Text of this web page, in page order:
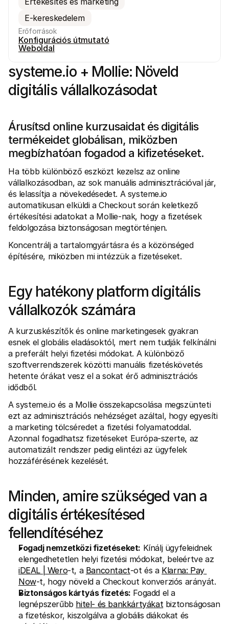
E-kereskedelem
Erőforrások
Konfigurációs útmutató
Weboldal
systeme.io + Mollie: Növeld
digitális vállalkozásodat
Árusítsd online kurzusaidat és digitális
termékeidet globálisan, miközben
megbízhatóan fogadod a kifizetéseket.
Ha több különböző eszközt kezelsz az online
vállalkozásodban, az sok manuális adminisztrációval jár,
és lelassítja a növekedésedet. A systeme.io
automatikusan elküldi a Checkout során keletkező
értékesítési adatokat a Mollie-nak, hogy a fizetések
feldolgozása biztonságosan megtörténjen.
Koncentrálj a tartalomgyártásra és a közönséged
építésére, miközben mi intézzük a fizetéseket.
Egy hatékony platform digitális
vállalkozók számára
A kurzuskészítők és online marketingesek gyakran
esnek el globális eladásoktól, mert nem tudják felkínálni
a preferált helyi fizetési módokat. A különböző
szoftverrendszerek közötti manuális fizetéskövetés
hetente órákat vesz el a sokat érő adminisztrációs
idődből.
A systeme.io és a Mollie összekapcsolása megszünteti
ezt az adminisztrációs nehézséget azáltal, hogy egyesíti
a marketing tölcséredet a fizetési folyamatoddal.
Azonnal fogadhatsz fizetéseket Európa-szerte, az
automatizált rendszer pedig elintézi az ügyfelek
hozzáférésének kezelését.
Minden, amire szükséged van a
digitális értékesítésed
fellendítéséhez
Fogadj nemzetközi fizetéseket: Kínálj ügyfeleidnek
iDEAL | Wero-t, a Bancontact-ot és a Klarna: Pay
Now-t, hogy növeld a Checkout konverziós arányát.
Biztonságos kártyás fizetés: Fogadd el a
legnépszerűbb hitel- és bankkártyákat biztonságosan
a fizetéskor, kiszolgálva a globális diákokat és
Technikai erőforrások
Fejlesztői portál
Fedezd fel a fejlesztői erőforrásokat és frissítéseket
Discord közösség
Csatlakozz a fejlesztői közösségünkhöz
A Mollie-ról
Árazás
Tekintsd meg a díjszabásunkat
Tudj meg többet a történetünkről
és értékeinkről
Hírek
Olvasd el a legújabb Mollie híreket
Karrier
Gyere dolgozz nálunk - felveszünk!
Nézd
Kapcsolat
Vásárlóknak
Tudd meg, miért szerepel a Mollie a bankszámlakivonatodon
Mollie ügyfeleknek
Lépj kapcsolatba az ügyfélszolgálatunkkal